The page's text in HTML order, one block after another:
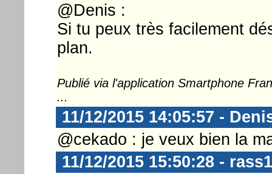
@Denis :
Si tu peux très facilement
plan.
Publié via l'application Smartphone
...
11/12/2015 14:05:57 -
@cekado : je veux bien la
11/12/2015 15:50:28 -